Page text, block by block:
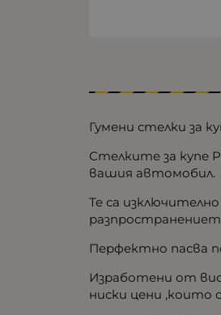
Гумени стелки за
Стелките за купе
вашия автомобил.
Те са
Перфектно пасва
Изработени от
ниски цени ,които